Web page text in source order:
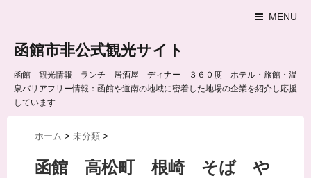
MENU
函館市非公式観光サイト
函館 観光情報 ランチ 居酒屋 ディナー ３６０度 ホテル・旅館・温
泉バリアフリー情報：函館や道南の地域に密着した地場の企業を紹介し応援
しています
ホーム > 未分類 >
函館 高松町 根崎 そば や